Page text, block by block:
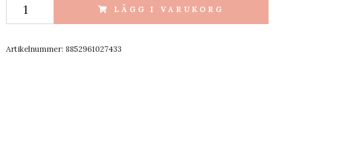
LÄGG I VARUKORG
Artikelnummer: 8852961027433